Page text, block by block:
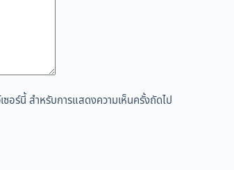
อร์นี้ สำหรับการแสดงความเห็นครั้งถัดไป